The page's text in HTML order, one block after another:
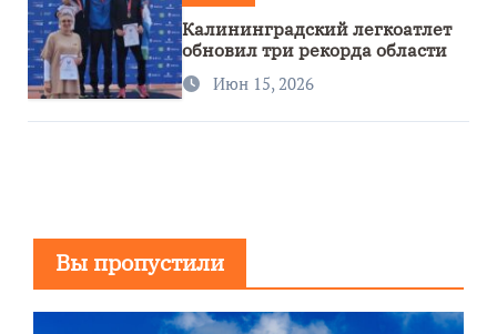
Калининградский легкоатлет
обновил три рекорда области
Июн 15, 2026
Вы пропустили